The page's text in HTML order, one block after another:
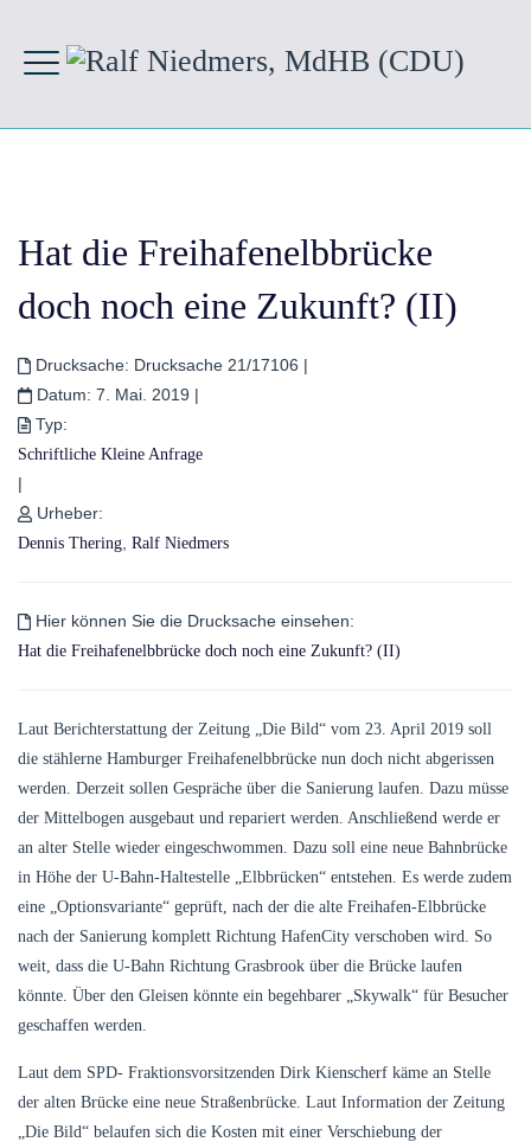
Hat die Freihafenelbbrücke
doch noch eine Zukunft? (II)
Drucksache: Drucksache 21/17106 |
Datum: 7. Mai. 2019 |
Typ:
Schriftliche Kleine Anfrage
|
Urheber:
Dennis Thering Ralf Niedmers
Hier können Sie die Drucksache einsehen:
Hat die Freihafenelbbrücke doch noch eine Zukunft? (II)
Laut Berichterstattung der Zeitung „Die Bild“ vom 23. April 2019 soll
die stählerne Hamburger Freihafenelbbrücke nun doch nicht abgerissen
werden. Derzeit sollen Gespräche über die Sanierung laufen. Dazu müsse
der Mittelbogen ausgebaut und repariert werden. Anschließend werde er
an alter Stelle wieder eingeschwommen. Dazu soll eine neue Bahnbrücke
in Höhe der U-Bahn-Haltestelle „Elbbrücken“ entstehen. Es werde zudem
eine „Optionsvariante“ geprüft, nach der die alte Freihafen-Elbbrücke
nach der Sanierung komplett Richtung HafenCity verschoben wird. So
weit, dass die U-Bahn Richtung Grasbrook über die Brücke laufen
könnte. Über den Gleisen könnte ein begehbarer „Skywalk“ für Besucher
geschaffen werden.
Laut dem SPD- Fraktionsvorsitzenden Dirk Kienscherf käme an Stelle
der alten Brücke eine neue Straßenbrücke. Laut Information der Zeitung
„Die Bild“ belaufen sich die Kosten mit einer Verschiebung der